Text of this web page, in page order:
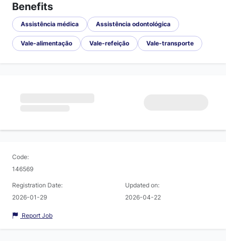
Benefits
Assistência médica Assistência odontológica
Vale-alimentação Vale-refeição Vale-transporte
Code:
146569
Registration Date:
2026-01-29
Updated on:
2026-04-22
Report Job